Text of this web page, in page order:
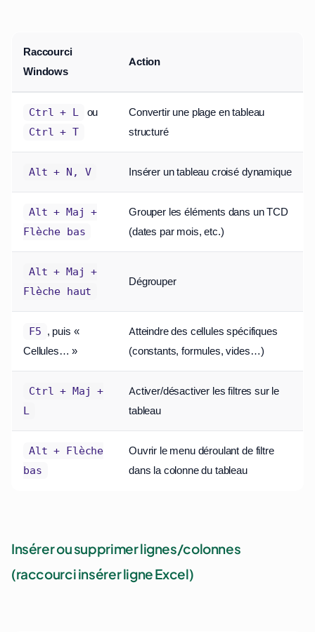
Raccourci
Windows
Action
Ctrl + L ou
Ctrl + T
Convertir une plage en tableau
structuré
Alt + N, V Insérer un tableau croisé dynamique
Alt + Maj +
Flèche bas
Grouper les éléments dans un TCD
(dates par mois, etc.)
Alt + Maj +
Flèche haut
Dégrouper
F5 , puis «
Cellules… »
Atteindre des cellules spécifiques
(constants, formules, vides…)
Ctrl + Maj +
L
Activer/désactiver les filtres sur le
tableau
Alt + Flèche
bas
Ouvrir le menu déroulant de filtre
dans la colonne du tableau
Insérer ou supprimer lignes/colonnes
(raccourci insérer ligne Excel)